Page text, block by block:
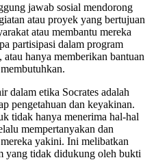
jawab sosial mendorong
atau proyek yang bertujuan
atau membantu mereka
partisipasi dalam program
hanya memberikan bantuan
dalam etika Socrates adalah
pengetahuan dan keyakinan.
tidak hanya menerima hal-hal
mempertanyakan dan
yakini. Ini melibatkan
yang tidak didukung oleh bukti